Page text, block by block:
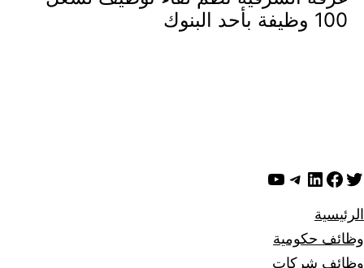
100 وظيفة بأحد البنوك
تويترفيسبوك
لينكد إن تيليجرام
يوتيوب
الرئيسية
وظائف حكومية
وظائف شركات